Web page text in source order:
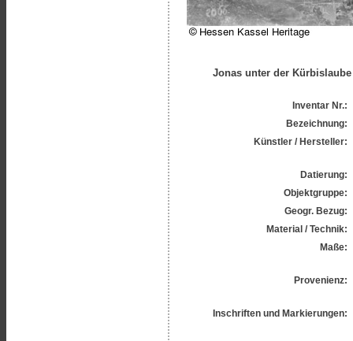
Jonas unter der Kürbislaube
Inventar Nr.:
Bezeichnung:
Künstler / Hersteller:
Datierung:
Objektgruppe:
Geogr. Bezug:
Material / Technik:
Maße:
Provenienz:
Inschriften und Markierungen: